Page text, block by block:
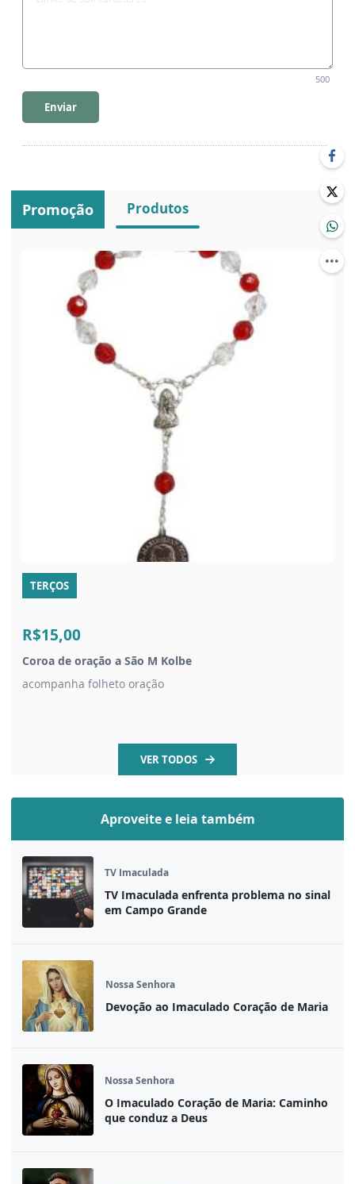
500
Enviar
Promoção Produtos
TERÇOS
R$15,00
Coroa de oração a São M Kolbe
acompanha folheto oração
VER TODOS
Aproveite e leia também
TV Imaculada
TV Imaculada enfrenta problema no sinal
em Campo Grande
Nossa Senhora
Devoção ao Imaculado Coração de Maria
Nossa Senhora
O Imaculado Coração de Maria: Caminho
que conduz a Deus